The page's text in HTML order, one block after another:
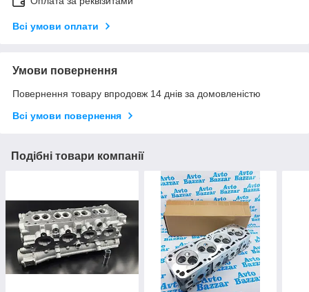
Всі умови оплати
Умови повернення
Повернення товару впродовж 14 днів за домовленістю
Всі умови повернення
Подібні товари компанії